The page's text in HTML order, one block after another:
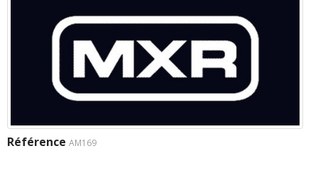
Référence AM169